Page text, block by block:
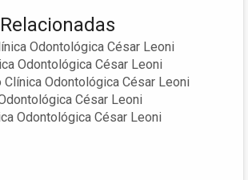
Odontológica César Leoni
Odontológica César Leoni
Odontológica César Leoni
César Leoni
Odontológica César Leoni